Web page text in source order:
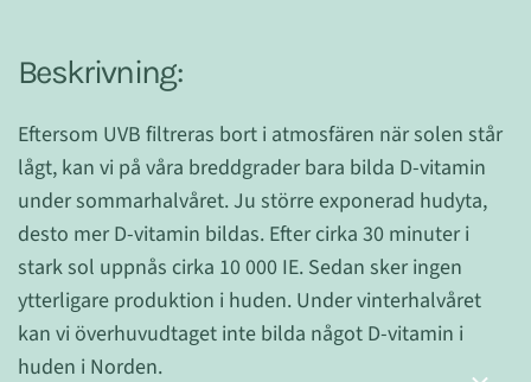
Beskrivning:
Eftersom UVB filtreras bort i atmosfären när solen står
lågt, kan vi på våra breddgrader bara bilda D-vitamin
under sommarhalvåret. Ju större exponerad hudyta,
desto mer D-vitamin bildas. Efter cirka 30 minuter i
stark sol uppnås cirka 10 000 IE. Sedan sker ingen
ytterligare produktion i huden. Under vinterhalvåret
kan vi överhuvudtaget inte bilda något D-vitamin i
huden i Norden.